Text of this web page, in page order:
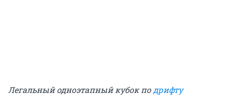
Легальный одноэтапный кубок подрифту